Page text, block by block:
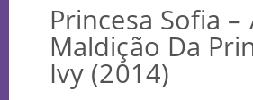
Princesa Sofia –
Maldição Da
Ivy (2014)